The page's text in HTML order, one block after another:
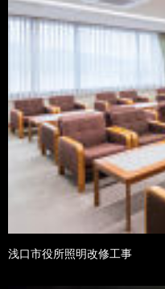
浅口市役所照明改修工事